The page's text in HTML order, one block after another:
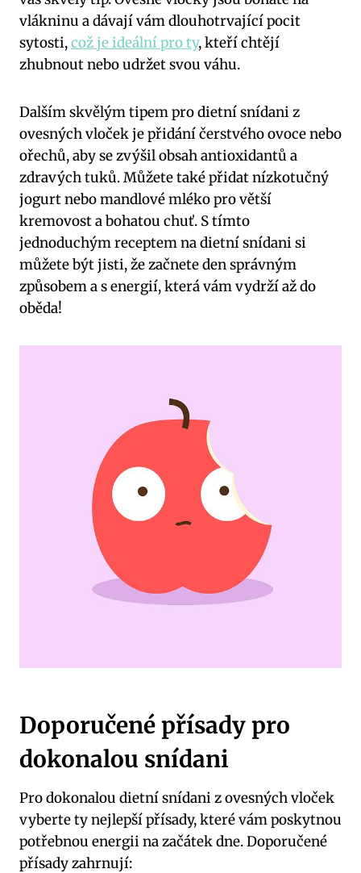
vlákninu a dávají vám dlouhotrvající pocit
sytosti,což je ideální pro ty, kteří chtějí
zhubnout nebo udržet svou váhu.
Dalším skvělým tipem pro dietní snídani z
ovesných vloček je přidání čerstvého ovoce nebo
ořechů, aby se zvýšil obsah antioxidantů a
zdravých tuků. Můžete také přidat nízkotučný
jogurt nebo mandlové mléko pro větší
kremovost a bohatou chuť. S tímto
jednoduchým receptem na dietní snídani si
můžete být jisti, že začnete den správným
způsobem a s energií, která vám vydrží až do
oběda!
Doporučené přísady pro
dokonalou snídani
Pro dokonalou dietní snídani z ovesných vloček
vyberte ty nejlepší přísady, které vám poskytnou
potřebnou energii na začátek dne. Doporučené
přísady zahrnují: